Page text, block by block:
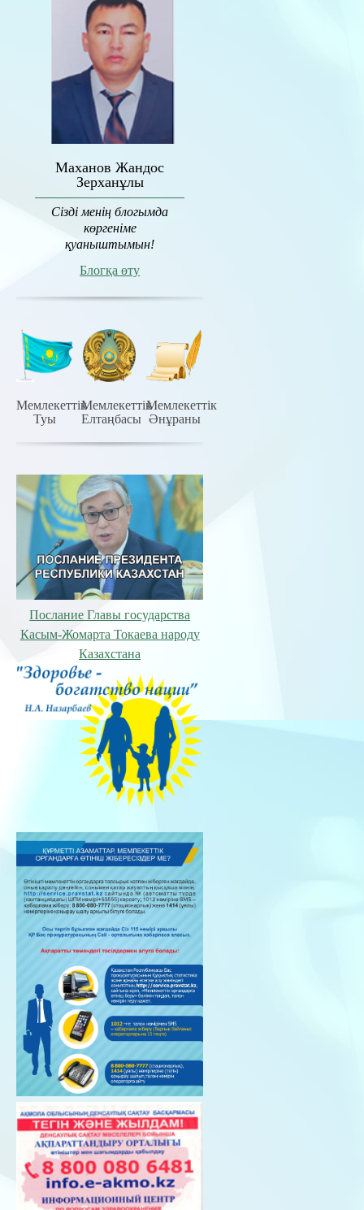
Маханов Жандос
Зерханұлы
Сізді менің блогымда
көргеніме
қуаныштымын!
Блогқа өту
Мемлекеттiк
Туы
Мемлекеттiк
Елтаңбасы
Мемлекеттiк
Әнұраны
Послание Главы государства
Касым-Жомарта Токаева народу
Казахстана